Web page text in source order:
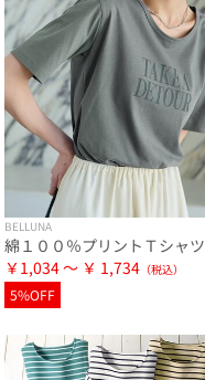
BELLUNA
綿１００％プリントＴシャツ
￥1,034 ～ ￥ 1,734
5%OFF